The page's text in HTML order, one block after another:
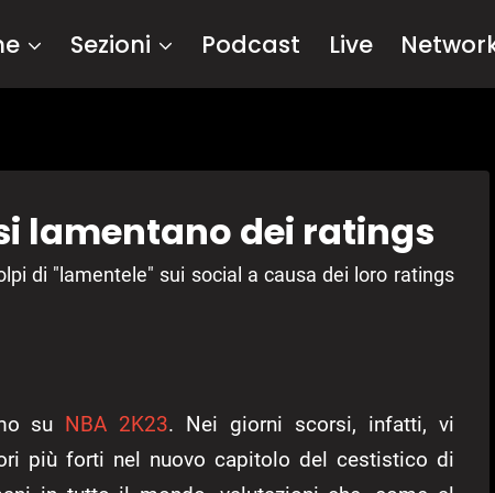
Sezioni Podcast Live
lamentano dei ratings
di "lamentele" sui social a causa dei loro ratings
su NBA 2K23. Nei giorni scorsi, infatti, vi
più forti nel nuovo capitolo del cestistico di